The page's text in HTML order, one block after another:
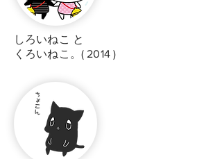
しろいねこ と
くろいねこ。( 2014 )